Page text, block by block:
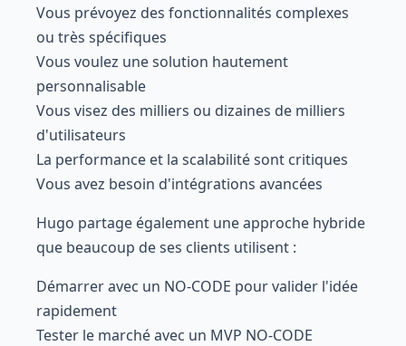
Vous prévoyez des fonctionnalités complexes
ou très spécifiques
Vous voulez une solution hautement
personnalisable
Vous visez des milliers ou dizaines de milliers
d'utilisateurs
La performance et la scalabilité sont critiques
Vous avez besoin d'intégrations avancées
Hugo partage également une approche hybride
que beaucoup de ses clients utilisent :
Démarrer avec un NO-CODE pour valider l'idée
rapidement
Tester le marché avec un MVP NO-CODE